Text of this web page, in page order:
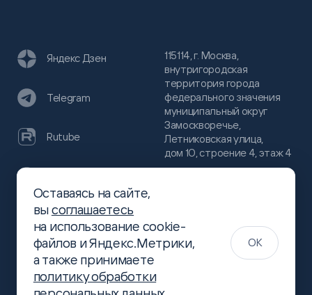
115114, г. Москва,
внутригородская
территория города
федерального значения
муниципальный округ
Замоскворечье,
Летниковская улица,
дом 10, строение 4, этаж 4
(499)
444-16-51
info@slsoft.ru
Яндекс Дзен
Telegram
Rutube
Хабр
Оставаясь на сайте,
высоглашаетесь
на использование cookie-
файлов и Яндекс.Метрики,
а также принимаете
политику обработки
OK